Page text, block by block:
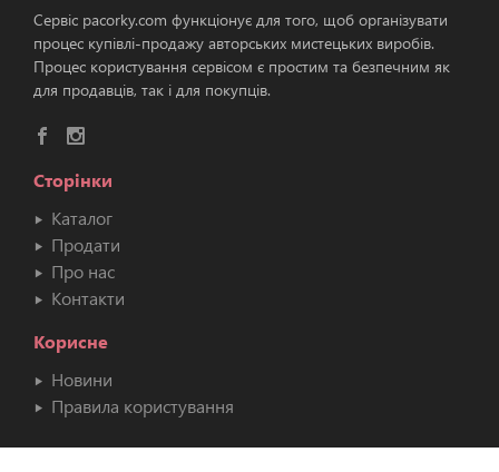
Сервіс pacorky.com функціонує для того, щоб організувати
процес купівлі-продажу авторських мистецьких виробів.
Процес користування сервісом є простим та безпечним як
для продавців, так і для покупців.
Сторінки
Каталог
Продати
Про нас
Контакти
Корисне
Новини
Правила користування